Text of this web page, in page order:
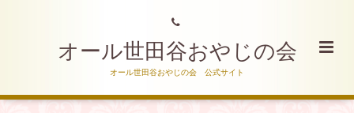
オール世田谷おやじの会
オール世田谷おやじの会 公式サイト